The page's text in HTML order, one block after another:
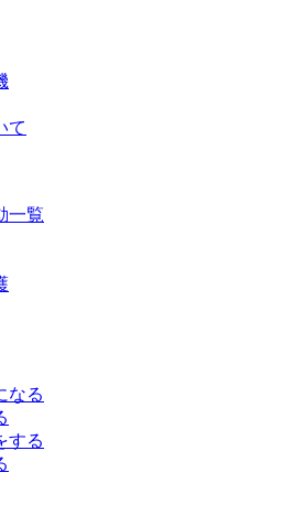
て
一覧
なる
する